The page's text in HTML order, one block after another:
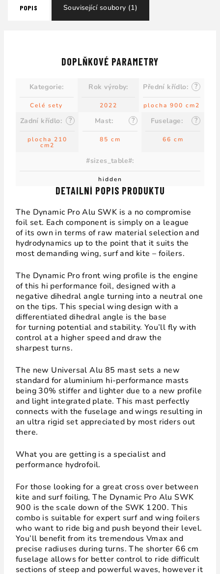
POPIS Související soubory (1)
DETAILNÍ POPIS PRODUKTU
The Dynamic Pro Alu SWK is a no compromise
foil set. Each component is simply on a league
of its own in terms of raw material selection and
hydrodynamics up to the point that it suits the
most demanding wing, surf and kite – foilers.
The Dynamic Pro front wing profile is the engine
of this hi performance foil, designed with a
negative dihedral angle turning into a neutral one
on the tips. This special wing design with a
differentiated dihedral angle is the base
for turning potential and stability. You’ll fly with
control at a higher speed and draw the
sharpest turns.
The new Universal Alu 85 mast sets a new
standard for aluminium hi-performance masts
being 30% stiffer and lighter due to a new profile
and light integrated plate. This mast perfectly
connects with the fuselage and wings resulting in
an ultra rigid set appreciated by most riders out
there.
What you are getting is a specialist and
performance hydrofoil.
For those looking for a great cross over between
kite and surf foiling, The Dynamic Pro Alu SWK
900 is the scale down of the SWK 1200. This
combo is suitable for expert surf and wing foilers
who want to ride big and push beyond their level.
You’ll benefit from its tremendous Vmax and
precise radiuses during turns. The shorter 66 cm
fuselage allows for better control to ride difficult
sections of steep and powerful waves, however it
DOPLŇKOVÉ PARAMETRY
Kategorie:
Celé sety
Rok výroby:
2022
?
Přední křídlo:
plocha 900 cm2
?
Zadní křídlo:
plocha 210
cm2
?
Mast:
85 cm
?
Fuselage:
66 cm
#sizes_table#:
hidden